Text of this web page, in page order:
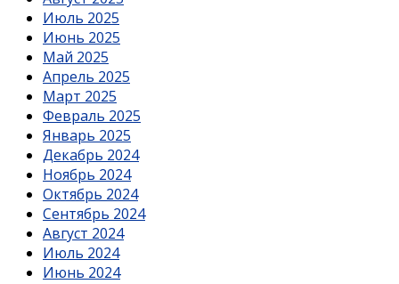
Июль 2025
Июнь 2025
Май 2025
Апрель 2025
Март 2025
Февраль 2025
Январь 2025
Декабрь 2024
Ноябрь 2024
Октябрь 2024
Сентябрь 2024
Август 2024
Июль 2024
Июнь 2024